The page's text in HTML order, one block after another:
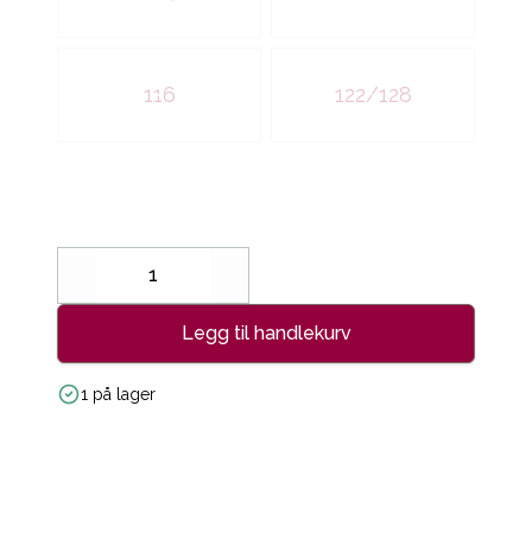
116 122/128
Decrease
Legg til handlekurv
1 på lager